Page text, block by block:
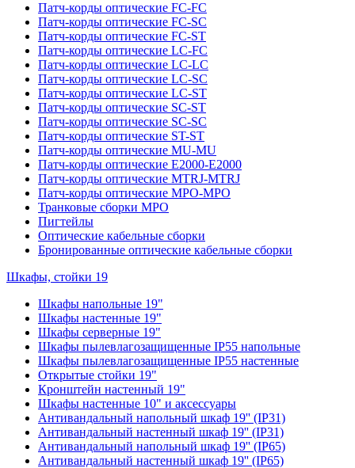
Патч-корды оптические FC-FC
Патч-корды оптические FC-SC
Патч-корды оптические FC-ST
Патч-корды оптические LC-FC
Патч-корды оптические LC-LC
Патч-корды оптические LC-SC
Патч-корды оптические LC-ST
Патч-корды оптические SC-ST
Патч-корды оптические SC-SC
Патч-корды оптические ST-ST
Патч-корды оптические MU-MU
Патч-корды оптические E2000-E2000
Патч-корды оптические MTRJ-MTRJ
Патч-корды оптические MPO-MPO
Транковые сборки MPO
Пигтейлы
Оптические кабельные сборки
Бронированные оптические кабельные сборки
Шкафы, стойки 19
Шкафы напольные 19"
Шкафы настенные 19"
Шкафы серверные 19"
Шкафы пылевлагозащищенные IP55 напольные
Шкафы пылевлагозащищенные IP55 настенные
Открытые стойки 19"
Кронштейн настенный 19"
Шкафы настенные 10" и аксессуары
Антивандальный напольный шкаф 19'' (IP31)
Антивандальный настенный шкаф 19'' (IP31)
Антивандальный напольный шкаф 19'' (IP65)
Антивандальный настенный шкаф 19'' (IP65)